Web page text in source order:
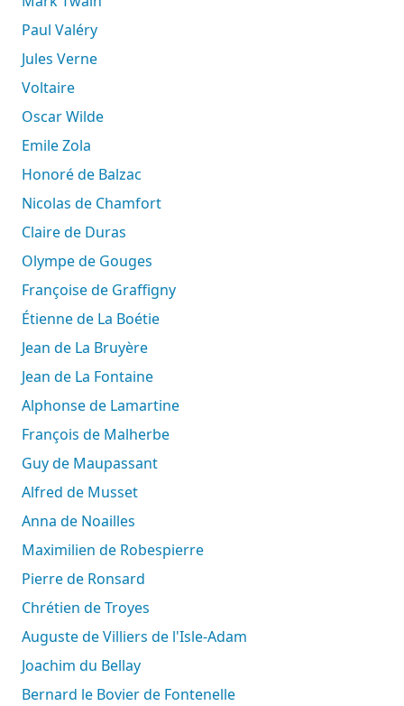
Paul Valéry
Jules Verne
Voltaire
Oscar Wilde
Emile Zola
Honoré de Balzac
Nicolas de Chamfort
Claire de Duras
Olympe de Gouges
Françoise de Graffigny
Étienne de La Boétie
Jean de La Bruyère
Jean de La Fontaine
Alphonse de Lamartine
François de Malherbe
Guy de Maupassant
Alfred de Musset
Anna de Noailles
Maximilien de Robespierre
Pierre de Ronsard
Chrétien de Troyes
Auguste de Villiers de l'Isle-Adam
Joachim du Bellay
Bernard le Bovier de Fontenelle